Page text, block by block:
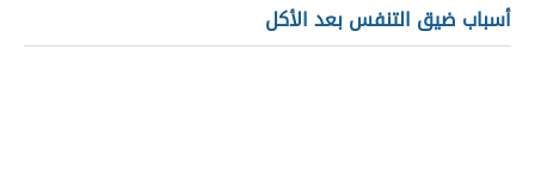
أسباب ضيق التنفس بعد الأكل